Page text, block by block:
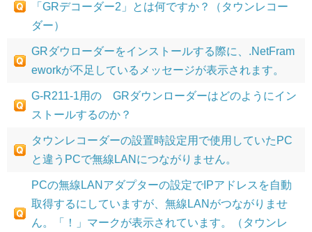
「GRデコーダー2」とは何ですか？（タウンレコー
ダー）
GRダウローダーをインストールする際に、.NetFram
eworkが不足しているメッセージが表示されます。
G-R211-1用の GRダウンローダーはどのようにイン
ストールするのか？
タウンレコーダーの設置時設定用で使用していたPC
と違うPCで無線LANにつながりません。
PCの無線LANアダプターの設定でIPアドレスを自動
取得するにしていますが、無線LANがつながりませ
ん。「！」マークが表示されています。（タウンレ